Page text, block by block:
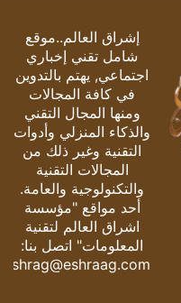
إشراق العالم..موقع
شامل تقني إخباري
اجتماعي, يهتم بالتدوين
في كافة المجالات
ومنها المجال التقني
والذكاء المنزلي وأدوات
التقنية وغير ذلك من
المجالات التقنية
والتكنولوجية والعامة.
أحد مواقع "مؤسسة
اشراق العالم لتقنية
المعلومات" اتصل بنا:
eshrag@eshraag.com